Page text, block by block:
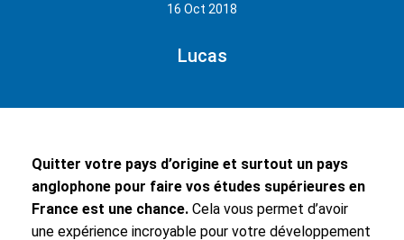
16 Oct 2018
Lucas
Quitter votre pays d’origine et surtout un pays
anglophone pour faire vos études supérieures en
France est une chance. Cela vous permet d’avoir
une expérience incroyable pour votre développement